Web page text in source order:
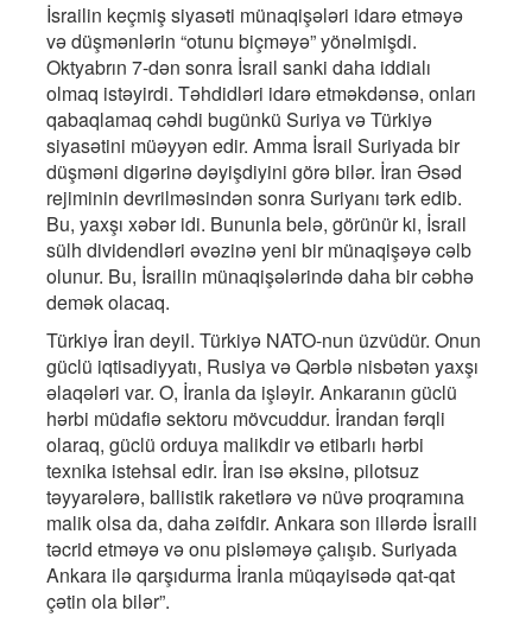
İsrailin keçmiş siyasəti münaqişələri idarə etməyə
və düşmənlərin “otunu biçməyə” yönəlmişdi.
Oktyabrın 7-dən sonra İsrail sanki daha iddialı
olmaq istəyirdi. Təhdidləri idarə etməkdənsə, onları
qabaqlamaq cəhdi bugünkü Suriya və Türkiyə
siyasətini müəyyən edir. Amma İsrail Suriyada bir
düşməni digərinə dəyişdiyini görə bilər. İran Əsəd
rejiminin devrilməsindən sonra Suriyanı tərk edib.
Bu, yaxşı xəbər idi. Bununla belə, görünür ki, İsrail
sülh dividendləri əvəzinə yeni bir münaqişəyə cəlb
olunur. Bu, İsrailin münaqişələrində daha bir cəbhə
demək olacaq.
Türkiyə İran deyil. Türkiyə NATO-nun üzvüdür. Onun
güclü iqtisadiyyatı, Rusiya və Qərblə nisbətən yaxşı
əlaqələri var. O, İranla da işləyir. Ankaranın güclü
hərbi müdafiə sektoru mövcuddur. İrandan fərqli
olaraq, güclü orduya malikdir və etibarlı hərbi
texnika istehsal edir. İran isə əksinə, pilotsuz
təyyarələrə, ballistik raketlərə və nüvə proqramına
malik olsa da, daha zəifdir. Ankara son illərdə İsraili
təcrid etməyə və onu pisləməyə çalışıb. Suriyada
Ankara ilə qarşıdurma İranla müqayisədə qat-qat
çətin ola bilər”.